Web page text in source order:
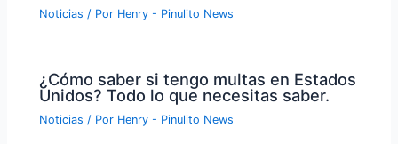
Noticias / Por Henry - Pinulito News
¿Cómo saber si tengo multas en Estados
Unidos? Todo lo que necesitas saber.
Noticias / Por Henry - Pinulito News